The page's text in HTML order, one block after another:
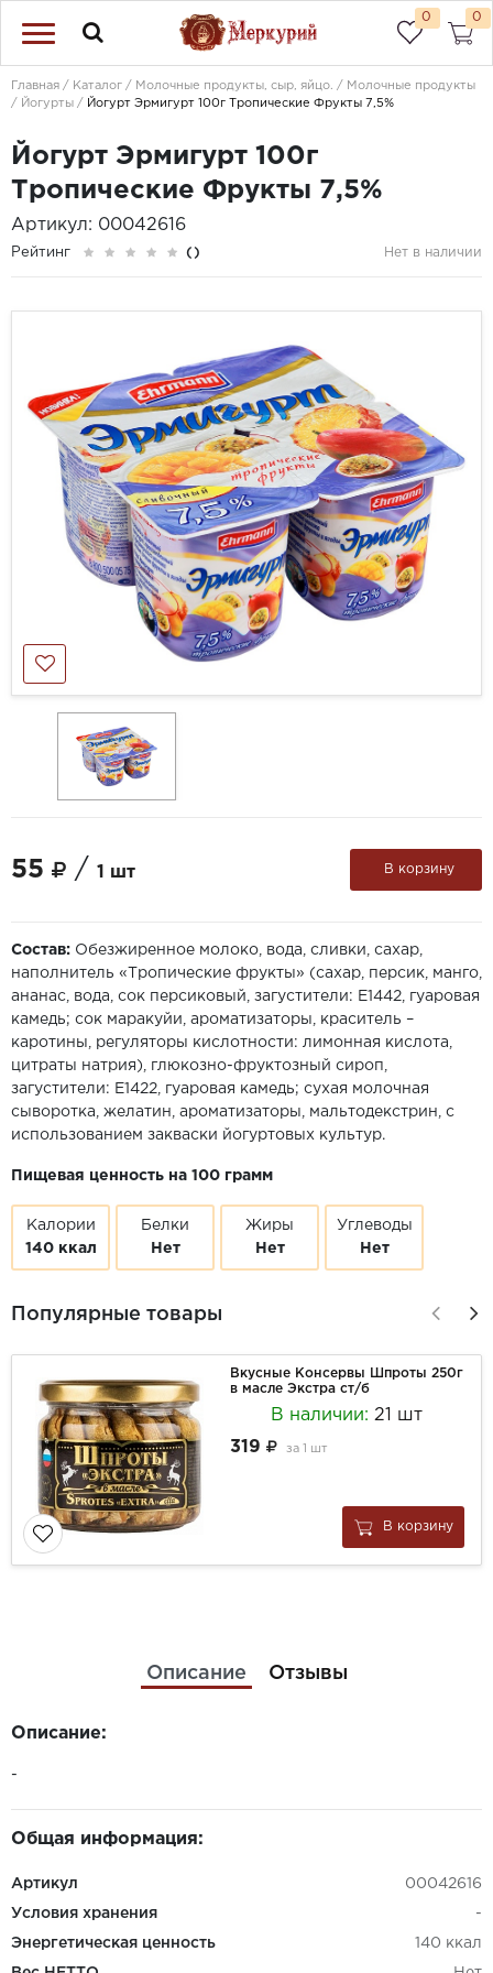
0 0
Главная Каталог Молочные продукты, сыр, яйцо.
Молочные продукты
Йогурты
Йогурт Эрмигурт 100г Тропические Фрукты 7,5%
Йогурт Эрмигурт 100г
Тропические Фрукты 7,5%
Артикул: 00042616
Рейтинг () Нет в наличии
55 / 1 шт В корзину
Состав: Обезжиренное молоко, вода, сливки, сахар,
наполнитель «Тропические фрукты» (сахар, персик, манго,
ананас, вода, сок персиковый, загустители: Е1442, гуаровая
камедь; сок маракуйи, ароматизаторы, краситель –
каротины, регуляторы кислотности: лимонная кислота,
цитраты натрия), глюкозно-фруктозный сироп,
загустители: Е1422, гуаровая камедь; сухая молочная
сыворотка, желатин, ароматизаторы, мальтодекстрин, с
использованием закваски йогуртовых культур.
Пищевая ценность на 100 грамм
Калории
140 ккал
Белки
Нет
Жиры
Нет
Углеводы
Нет
Популярные товары
Вкусные Консервы Шпроты 250г
в масле Экстра ст/б
В наличии:21 шт
319
за 1 шт
В корзину
Описание Отзывы
Описание:
-
Общая информация:
Артикул 00042616
Условия хранения -
Энергетическая ценность 140 ккал